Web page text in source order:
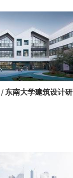
东南大学建筑设计研